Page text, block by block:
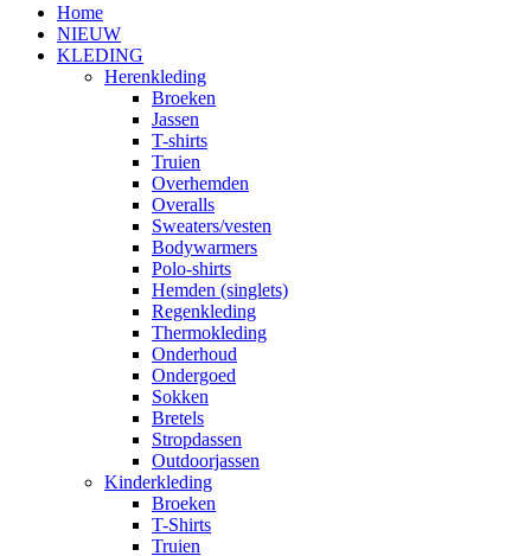
Home
NIEUW
KLEDING
Herenkleding
Broeken
Jassen
T-shirts
Truien
Overhemden
Overalls
Sweaters/vesten
Bodywarmers
Polo-shirts
Hemden (singlets)
Regenkleding
Thermokleding
Onderhoud
Ondergoed
Sokken
Bretels
Stropdassen
Outdoorjassen
Kinderkleding
Broeken
T-Shirts
Truien